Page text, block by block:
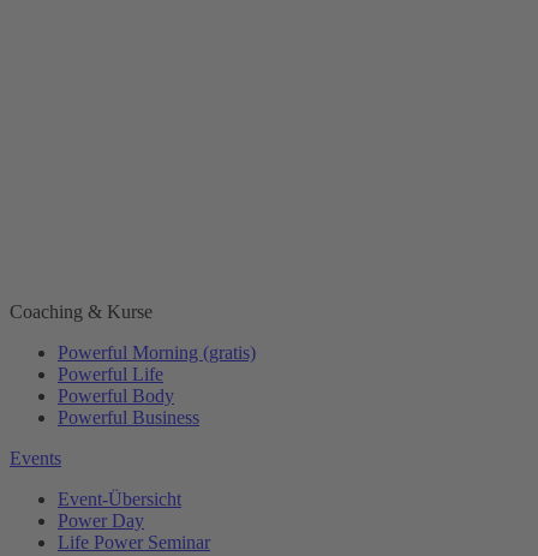
Coaching & Kurse
Powerful Morning (gratis)
Powerful Life
Powerful Body
Powerful Business
Events
Event-Übersicht
Power Day
Life Power Seminar